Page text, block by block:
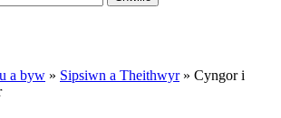
a byw » Sipsiwn a Theithwyr» Cyngor i